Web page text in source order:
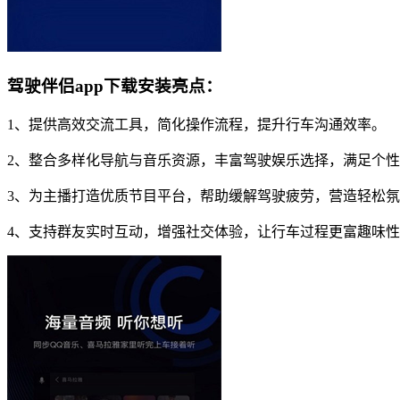
驾驶伴侣app下载安装亮点：
1、提供高效交流工具，简化操作流程，提升行车沟通效率。
2、整合多样化导航与音乐资源，丰富驾驶娱乐选择，满足个性
3、为主播打造优质节目平台，帮助缓解驾驶疲劳，营造轻松氛
4、支持群友实时互动，增强社交体验，让行车过程更富趣味性